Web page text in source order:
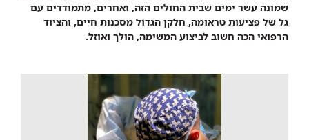
שמונה עשר ימים שבית החולים הזה, ואחרים, מתמודדים עם
גל של פציעות טראומה, חלקן הגדול מסכנות חיים, והציוד
הרפואי הכה חשוב לביצוע המשימה, הולך ואוזל.